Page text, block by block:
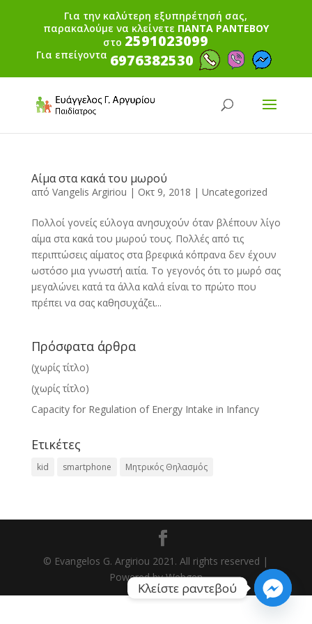
Για την καλύτερη εξυπηρέτησή σας,
παρακαλούμε να κλείνετε ΠΑΝΤΑ ΡΑΝΤΕΒΟΥ
στο 2591023099
Για επείγοντα 6976382530
Αίμα στα κακά του μωρού
από Vangelis Argiriou | Οκτ 9, 2018 | Uncategorized
Πολλοί γονείς εύλογα ανησυχούν όταν βλέπουν λίγο
αίμα στα κακά του μωρού τους. Πολλές από τις
περιπτώσεις αίματος στα βρεφικά κόπρανα δεν έχουν
ωστόσο μια γνωστή αιτία. Το γεγονός ότι το μωρό σας
μεγαλώνει κατά τα άλλα καλά είναι το πρώτο που
πρέπει να σας καθησυχάζει...
Πρόσφατα άρθρα
(χωρίς τίτλο)
(χωρίς τίτλο)
Capacity for Regulation of Energy Intake in Infancy
Ετικέτες
kid smartphone Μητρικός Θηλασμός
© Evangelos G. Argiriou 2021. All rights reserved |
Powered byWebgen
Κλείστε ραντεβού